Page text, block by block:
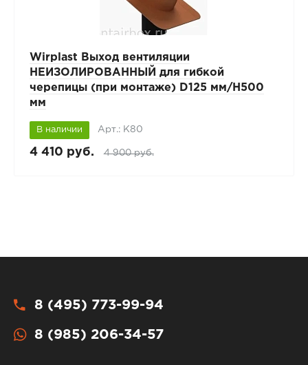
Wirplast Выход вентиляции
НЕИЗОЛИРОВАННЫЙ для гибкой
черепицы (при монтаже) D125 мм/H500
мм
В наличии Арт.: К80
4 410 руб. 4 900 руб.
8 (495) 773-99-94
8 (985) 206-34-57